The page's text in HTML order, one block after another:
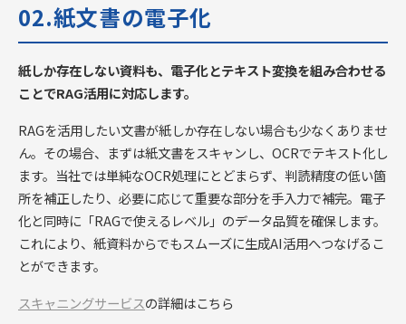
02.紙文書の電子化
紙しか存在しない資料も、電子化とテキスト変換を組み合わせる
ことでRAG活用に対応します。
RAGを活用したい文書が紙しか存在しない場合も少なくありませ
ん。その場合、まずは紙文書をスキャンし、OCRでテキスト化し
ます。当社では単純なOCR処理にとどまらず、判読精度の低い箇
所を補正したり、必要に応じて重要な部分を手入力で補完。電子
化と同時に「RAGで使えるレベル」のデータ品質を確保します。
これにより、紙資料からでもスムーズに生成AI活用へつなげるこ
とができます。
スキャニングサービスの詳細はこちら